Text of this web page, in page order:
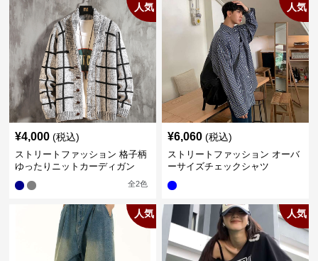
人気
¥4,000 (税込)
ストリートファッション 格子柄
ゆったりニットカーディガン
全2色
人気
¥6,060 (税込)
ストリートファッション オーバ
ーサイズチェックシャツ
人気 人気